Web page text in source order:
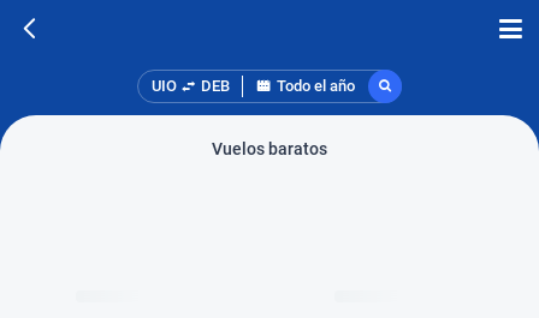
UIO DEB Todo el año
Vuelos baratos